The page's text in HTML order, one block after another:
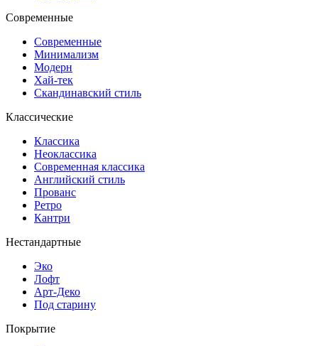
Современные
Современные
Минимализм
Модерн
Хай-тек
Скандинавский стиль
Классические
Классика
Неоклассика
Современная классика
Английский стиль
Прованс
Ретро
Кантри
Нестандартные
Эко
Лофт
Арт-Деко
Под старину
Покрытие